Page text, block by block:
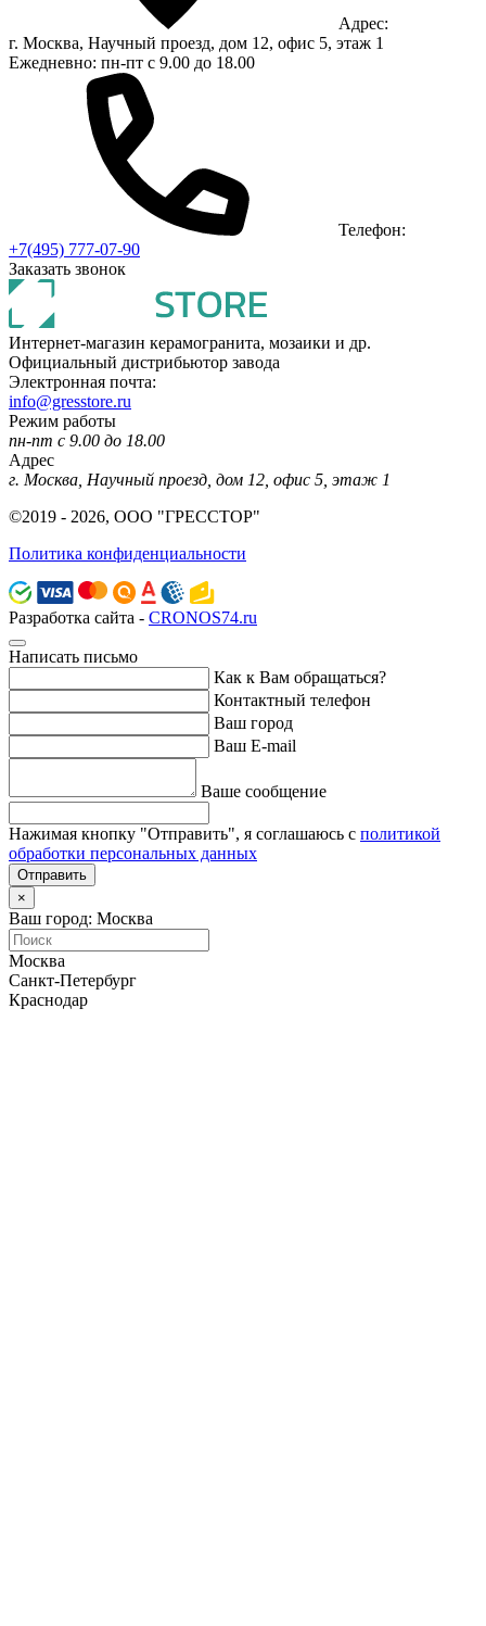
Адрес:
г. Москва, Научный проезд, дом 12, офис 5, этаж 1
Ежедневно: пн-пт с 9.00 до 18.00
Телефон:
+7(495) 777-07-90
Заказать звонок
Интернет-магазин керамогранита, мозаики и др.
Официальный дистрибьютор завода
Электронная почта:
info@gresstore.ru
Режим работы
пн-пт с 9.00 до 18.00
Адрес
г. Москва, Научный проезд, дом 12, офис 5, этаж 1
©2019 - 2026, ООО "ГРЕССТОР"
Политика конфиденциальности
Разработка сайта - CRONOS74.ru
Написать письмо
Как к Вам обращаться?
Контактный телефон
Ваш город
Ваш E-mail
Ваше сообщение
Нажимая кнопку "Отправить", я соглашаюсь с политикой
обработки персональных данных
Отправить
×
Ваш город: Москва
Москва
Санкт-Петербург
Краснодар